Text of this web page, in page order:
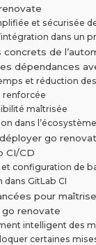
et sécurisée
dans un
concrets de
dépendances
et réduction
renforcée
maîtrisée
dans
go
CI/CD
configuration de
GitLab CI
pour
renovate
intelligent des
certaines